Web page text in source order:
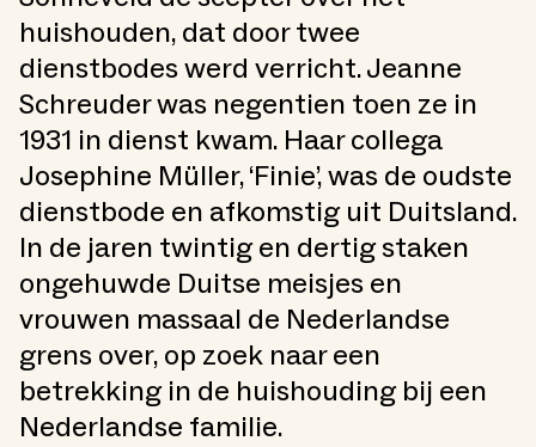
huishouden, dat door twee
dienstbodes werd verricht. Jeanne
Schreuder was negentien toen ze in
1931 in dienst kwam. Haar collega
Josephine Müller, ‘Finie’, was de oudste
dienstbode en afkomstig uit Duitsland.
In de jaren twintig en dertig staken
ongehuwde Duitse meisjes en
vrouwen massaal de Nederlandse
grens over, op zoek naar een
betrekking in de huishouding bij een
Nederlandse familie.